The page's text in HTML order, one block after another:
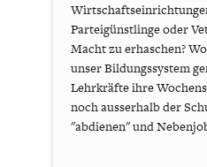
Parteigünstlinge oder
Macht zu erhaschen?
unser Bildungssystem
Lehrkräfte ihre
noch ausserhalb der
"abdienen" und